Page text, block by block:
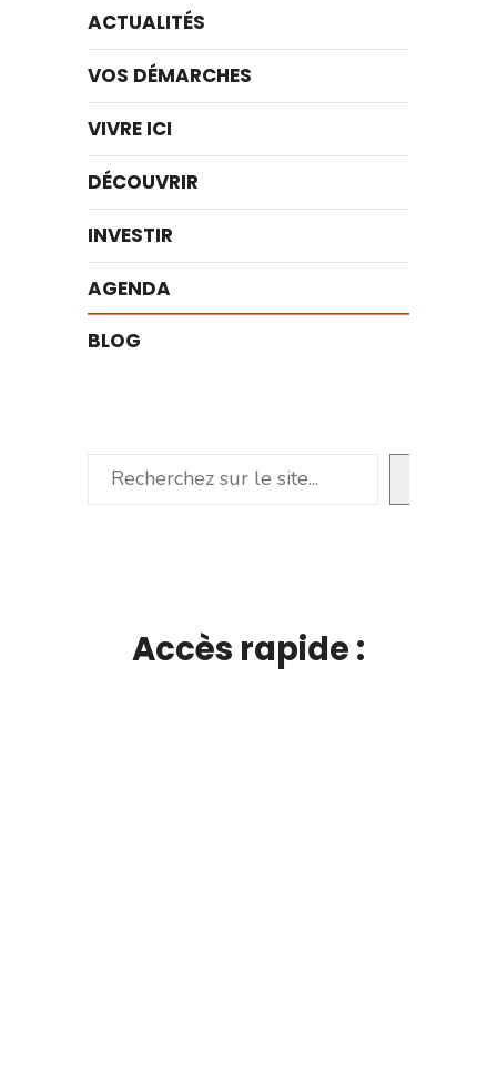
ACTUALITÉS
VOS DÉMARCHES
VIVRE ICI
DÉCOUVRIR
INVESTIR
AGENDA
BLOG
Rechercher
Accès rapide :